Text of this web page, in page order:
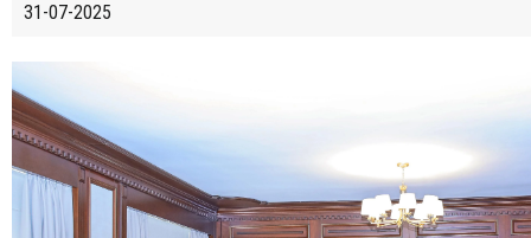
31-07-2025